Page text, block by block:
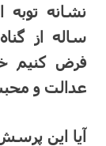
نشانه
ساله از
فرض کنیم
عدالت و
آیا این